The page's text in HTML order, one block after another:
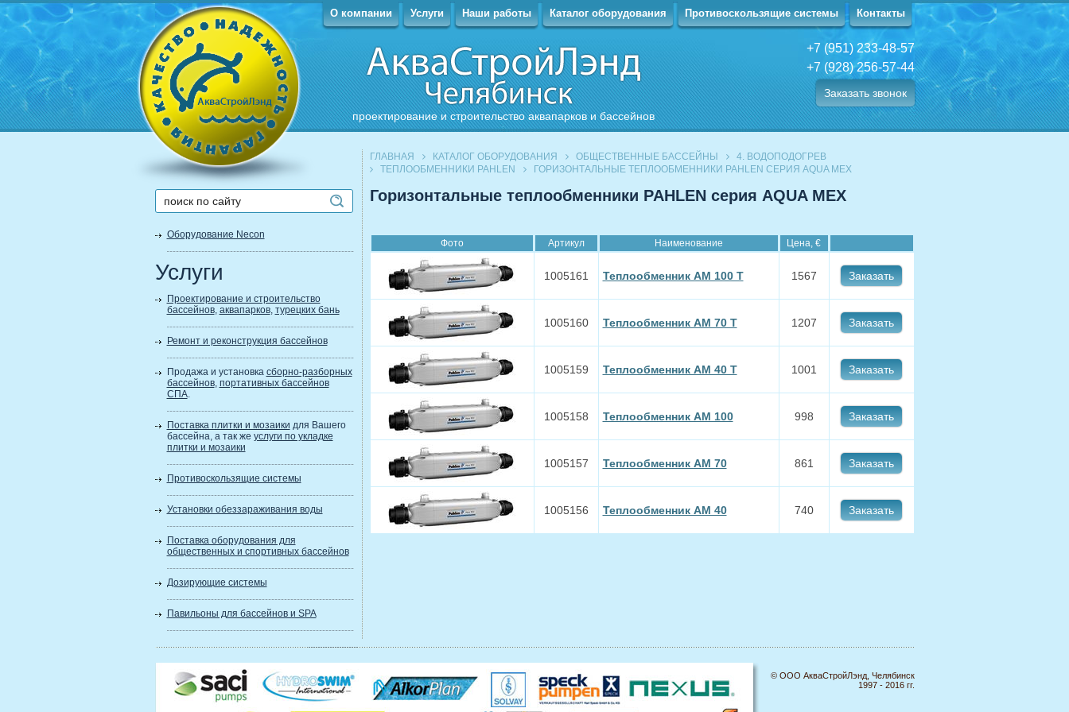
проектирование и строительство аквапарков и бассейнов
О компании Услуги Наши работы Каталог оборудования Противоскользящие системы Контакты
+7 (951) 233-48-57
+7 (928) 256-57-44
Заказать звонок
Оборудование Necon
Услуги
Проектирование и строительство
бассейнов, аквапарков, турецких бань
Ремонт и реконструкция бассейнов
Продажа и установка сборно-разборных
бассейнов, портативных бассейнов
СПА.
Поставка плитки и мозаики для Вашего
бассейна, а так же услуги по укладке
плитки и мозаики
Противоскользящие системы
Установки обеззараживания воды
Поставка оборудования для
общественных и спортивных бассейнов
Дозирующие системы
Павильоны для бассейнов и SPA
ГЛАВНАЯ КАТАЛОГ ОБОРУДОВАНИЯ ОБЩЕСТВЕННЫЕ БАССЕЙНЫ
4. ВОДОПОДОГРЕВ
ТЕПЛООБМЕННИКИ PAHLEN
ГОРИЗОНТАЛЬНЫЕ ТЕПЛООБМЕННИКИ PAHLEN СЕРИЯ AQUA MEX
Горизонтальные теплообменники PAHLEN серия AQUA MEX
Фото Артикул Наименование Цена, €
1005161 Теплообменник AM 100 Т 1567 Заказать
1005160 Теплообменник AM 70 Т 1207 Заказать
1005159 Теплообменник AM 40 Т 1001 Заказать
1005158 Теплообменник AM 100 998 Заказать
1005157 Теплообменник AM 70 861 Заказать
1005156 Теплообменник AM 40 740 Заказать
© ООО АкваСтройЛэнд, Челябинск
1997 - 2016 гг.